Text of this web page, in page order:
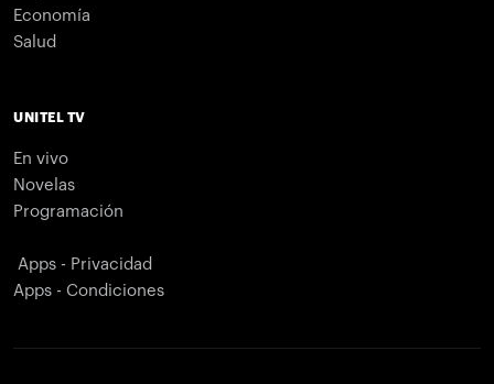
Economía
Salud
UNITEL TV
En vivo
Novelas
Programación
Apps - Privacidad
Apps - Condiciones